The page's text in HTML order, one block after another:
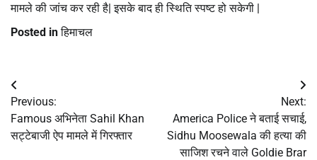
मामले की जांच कर रही है| इसके बाद ही स्थिति स्पष्ट हो सकेगी |
Posted inहिमाचल
Post
navigation
Previous:
Famous अभिनेता Sahil Khan
सट्टेबाजी ऐप मामले में गिरफ्तार
Next:
America Police ने बताई सचाई,
Sidhu Moosewala की हत्या की
साजिश रचने वाले Goldie Brar